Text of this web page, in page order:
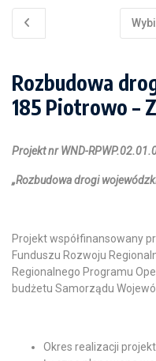
Rozbudowa
185 Piotrowo –
Projekt nr WND-
„Rozbudowa drogi
Projekt współfinansowany
Funduszu Rozwoju
Regionalnego Programu
budżetu Samorządu
Okres realizacji